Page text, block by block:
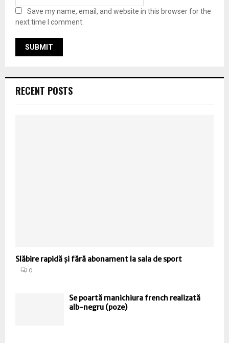
Save my name, email, and website in this browser for the
next time I comment.
RECENT POSTS
Slăbire rapidă și fără abonament la sala de sport
0
Se poartă manichiura french realizată
alb-negru (poze)